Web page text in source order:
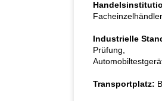
Industrielle
Prüfung,
Transportplatz: